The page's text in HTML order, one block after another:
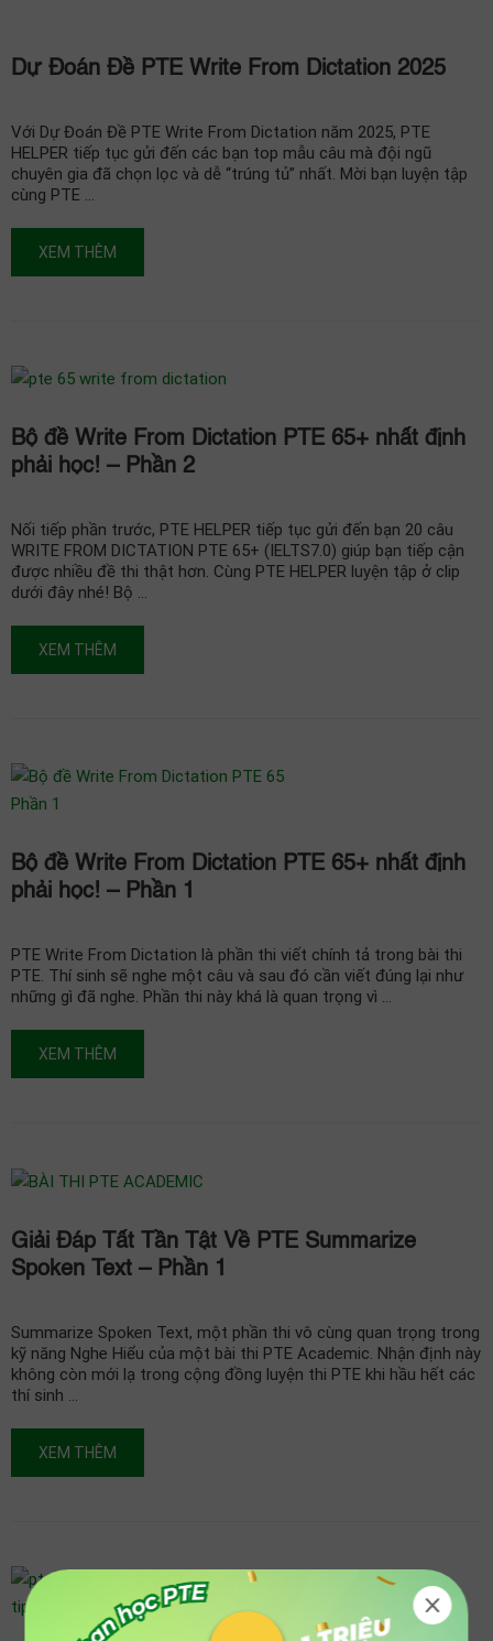
Dự Đoán Đề PTE Write From Dictation 2025
Với Dự Đoán Đề PTE Write From Dictation năm 2025, PTE
HELPER tiếp tục gửi đến các bạn top mẫu câu mà đội ngũ
chuyên gia đã chọn lọc và dễ “trúng tủ” nhất. Mời bạn luyện tập
cùng PTE …
XEM THÊM
Bộ đề Write From Dictation PTE 65+ nhất định
phải học! – Phần 2
Nối tiếp phần trước, PTE HELPER tiếp tục gửi đến bạn 20 câu
WRITE FROM DICTATION PTE 65+ (IELTS7.0) giúp bạn tiếp cận
được nhiều đề thi thật hơn. Cùng PTE HELPER luyện tập ở clip
dưới đây nhé! Bộ …
XEM THÊM
Bộ đề Write From Dictation PTE 65+ nhất định
phải học! – Phần 1
PTE Write From Dictation là phần thi viết chính tả trong bài thi
PTE. Thí sinh sẽ nghe một câu và sau đó cần viết đúng lại như
những gì đã nghe. Phần thi này khá là quan trọng vì …
XEM THÊM
Giải Đáp Tất Tần Tật Về PTE Summarize
Spoken Text – Phần 1
Summarize Spoken Text, một phần thi vô cùng quan trọng trong
kỹ năng Nghe Hiểu của một bài thi PTE Academic. Nhận định này
không còn mới lạ trong cộng đồng luyện thi PTE khi hầu hết các
thí sinh …
XEM THÊM